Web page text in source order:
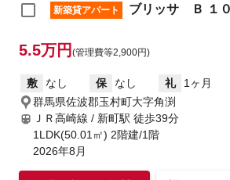
新築貸アパート ブリッサ Ｂ １
5.5万円 (管理費等2,900円)
敷 なし 保 なし 礼
1ヶ月
群馬県佐波郡玉村町大字角渕
ＪＲ高崎線 / 新町駅 徒歩39分
1LDK(50.01㎡) 2階建/1階
2026年8月